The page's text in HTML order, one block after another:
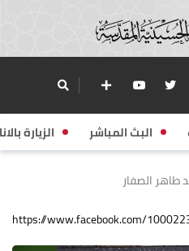
البث المباشر الزيارة
طاهر الصفار
https://www.facebook.com/